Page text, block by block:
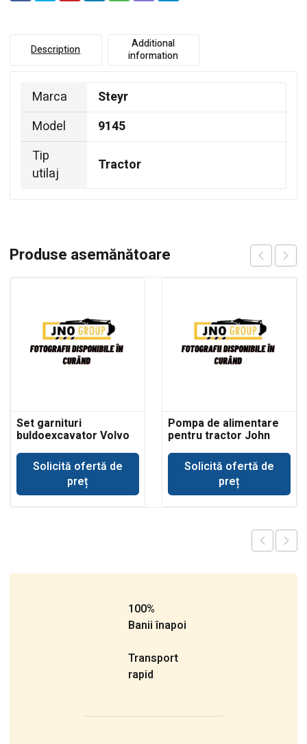
Description
Additional
information
Marca
Steyr
Model
9145
Tip
utilaj
Tractor
Produse asemănătoare
Set garnituri
buldoexcavator Volvo
cupa incarcare
Solicită ofertă de
preț
Pompa de alimentare
pentru tractor John
Solicită ofertă de
preț
100%
Banii înapoi
Transport
rapid